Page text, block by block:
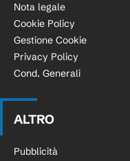
Nota legale
Cookie Policy
Gestione Cookie
Privacy Policy
Cond. Generali
ALTRO
Pubblicità